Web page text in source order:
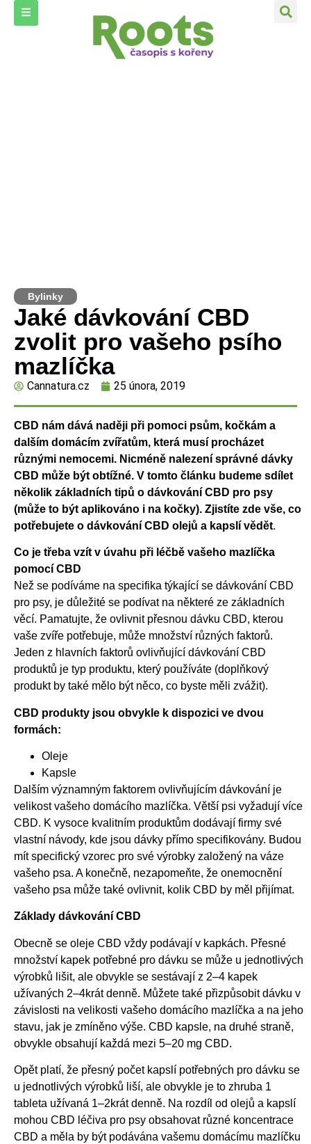
Bylinky
Jaké dávkování CBD
zvolit pro vašeho psího
mazlíčka
Cannatura.cz 25 února, 2019
CBD nám dává naději při pomoci psům, kočkám a
dalším domácím zvířatům, která musí procházet
různými nemocemi. Nicméně nalezení správné dávky
CBD může být obtížné. V tomto článku budeme sdílet
několik základních tipů o dávkování CBD pro psy
(může to být aplikováno i na kočky). Zjistíte zde vše, co
potřebujete o dávkování CBD olejů a kapslí vědět.
Co je třeba vzít v úvahu při léčbě vašeho mazlíčka
pomocí CBD
Než se podíváme na specifika týkající se dávkování CBD
pro psy, je důležité se podívat na některé ze základních
věcí. Pamatujte, že ovlivnit přesnou dávku CBD, kterou
vaše zvíře potřebuje, může množství různých faktorů.
Jeden z hlavních faktorů ovlivňující dávkování CBD
produktů je typ produktu, který používáte (doplňkový
produkt by také mělo být něco, co byste měli zvážit).
CBD produkty jsou obvykle k dispozici ve dvou
formách:
Oleje
Kapsle
Dalším významným faktorem ovlivňujícím dávkování je
velikost vašeho domácího mazlíčka. Větší psi vyžadují více
CBD. K vysoce kvalitním produktům dodávají firmy své
vlastní návody, kde jsou dávky přímo specifikovány. Budou
mít specifický vzorec pro své výrobky založený na váze
vašeho psa. A konečně, nezapomeňte, že onemocnění
vašeho psa může také ovlivnit, kolik CBD by měl přijímat.
Základy dávkování CBD
Obecně se oleje CBD vždy podávají v kapkách. Přesné
množství kapek potřebné pro dávku se může u jednotlivých
výrobků lišit, ale obvykle se sestávají z 2–4 kapek
užívaných 2–4krát denně. Můžete také přizpůsobit dávku v
závislosti na velikosti vašeho domácího mazlíčka a na jeho
stavu, jak je zmíněno výše. CBD kapsle, na druhé straně,
obvykle obsahují každá mezi 5–20 mg CBD.
Opět platí, že přesný počet kapslí potřebných pro dávku se
u jednotlivých výrobků liší, ale obvykle je to zhruba 1
tableta užívaná 1–2krát denně. Na rozdíl od olejů a kapslí
mohou CBD léčiva pro psy obsahovat různé koncentrace
CBD a měla by být podávána vašemu domácímu mazlíčku